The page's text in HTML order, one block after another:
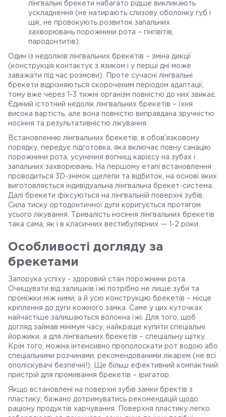
лінгвальні брекети набагато рідше викликають
ускладнення (не натирають слизову оболонку губ і
щік, не провокують розвиток запальних
захворювань порожнини рота – гінгівітів,
пародонтитів).
Один із недоліків лінгвальних брекетів – зміна дикції
(конструкція контактує з язиком і у перші дні може
заважати під час розмови). Проте сучасні лінгвальні
брекети відрізняються скороченим періодом адаптації,
тому вже через 1-3 тижні організм повністю до них звикає.
Єдиний істотний недолік лінгвальних брекетів – їхня
висока вартість, але вона повністю виправдана зручністю
носіння та результативністю лікування.
Встановленню лінгвальних брекетів, в обов’язковому
порядку, передує підготовка, яка включає повну санацію
порожнини рота, усунення вогнищ карієсу на зубах і
запальних захворювань. На першому етапі встановлення
проводиться 3D-знімок щелепи та відбиток, на основі яких
виготовляється індивідуальна лінгвальна брекет-система.
Далі брекети фіксуються на лінгвальній поверхні зубів.
Сила тиску ортодонтичної дуги коригується протягом
усього лікування. Тривалість носіння лінгвальних брекетів
така сама, як і в класичних вестибулярних — 1-2 роки.
Особливості догляду за
брекетами
Запорука успіху - здоровий стан порожнини рота.
Очищувати від залишків їжі потрібно не лише зуби та
проміжки між ними, а й усю конструкцію брекетів – місце
кріплення до дуги кожного замка. Саме у цих куточках
найчастіше залишаються волокна їжі. Для того, щоб
догляд займав мінімум часу, найкраще купити спеціальні
йоржики, а для лінгвальних брекетів – спеціальну щітку.
Крім того, можна інтенсивно прополоскати рот водою або
спеціальними розчинами, рекомендованими лікарем (не всі
ополіскувачі безпечні!). Ще більш ефективний компактний
пристрій для промивання брекетів – іригатор.
Якщо встановлені на поверхні зубів замки бректів з
пластику, бажано дотримуватись рекомендацій щодо
раціону продуктів харчування. Поверхня пластику легко